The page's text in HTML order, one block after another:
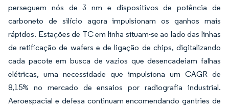
perseguem nós de 3 nm e dispositivos de potência de
carboneto de silício agora impulsionam os ganhos mais
rápidos. Estações de TC em linha situam-se ao lado das linhas
de retificação de wafers e de ligação de chips, digitalizando
cada pacote em busca de vazios que desencadeiam falhas
elétricas, uma necessidade que impulsiona um CAGR de
8,15% no mercado de ensaios por radiografia industrial.
Aeroespacial e defesa continuam encomendando gantries de